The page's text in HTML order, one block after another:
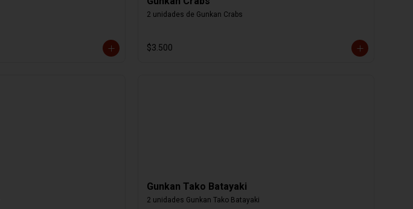
2 unidades de Gunkan Crabs
$3.500
Gunkan Tako Batayaki
2 unidades Gunkan Tako Batayaki